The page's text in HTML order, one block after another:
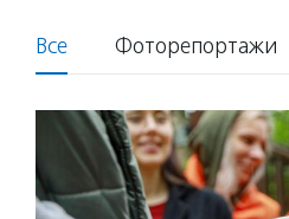
Все Фоторепортажи